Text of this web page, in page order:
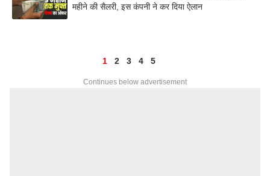
महीने की सैलरी, इस कंपनी ने कर दिया ऐलान
1 2 3 4 5
Continues below advertisement